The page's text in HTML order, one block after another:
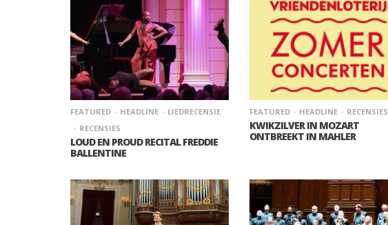
FEATURED HEADLINE
LIEDRECENSIE
RECENSIES
LOUD EN PROUD RECITAL FREDDIE
BALLENTINE
FEATURED HEADLINE RECENSIES
KWIKZILVER IN MOZART
ONTBREEKT IN MAHLER